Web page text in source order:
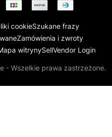
cookieSzukane frazy
Zamówienia i zwroty
witrynySellVendor Login
- Wszelkie prawa zastrzeżone.